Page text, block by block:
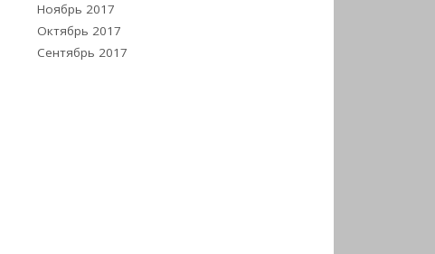
Ноябрь 2017
Октябрь 2017
Сентябрь 2017